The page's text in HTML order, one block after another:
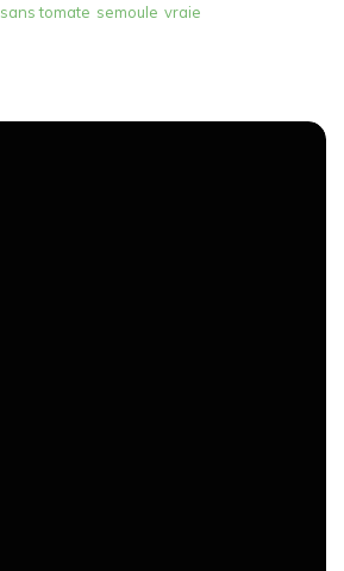
sans tomate semoule vraie